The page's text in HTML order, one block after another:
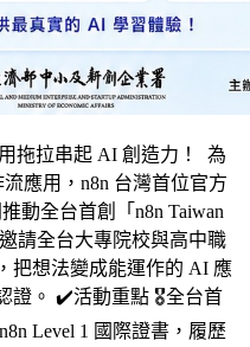
用拖拉串起 AI 創造力！ 為
應用，n8n 台灣首位官方
動全台首創「n8n Taiwan
請全台大專院校與高中職
把想法變成能運作的 AI 應
證。 ✔️活動重點 🎖️全台首
Level 1 國際證書，履歷